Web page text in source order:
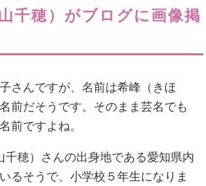
千穂）がブログに画像掲
さんですが、名前は希峰（きほ
前だそうです。そのまま芸名でも
前ですよね。
千穂）さんの出身地である愛知県内
るそうで、小学校５年生になりま